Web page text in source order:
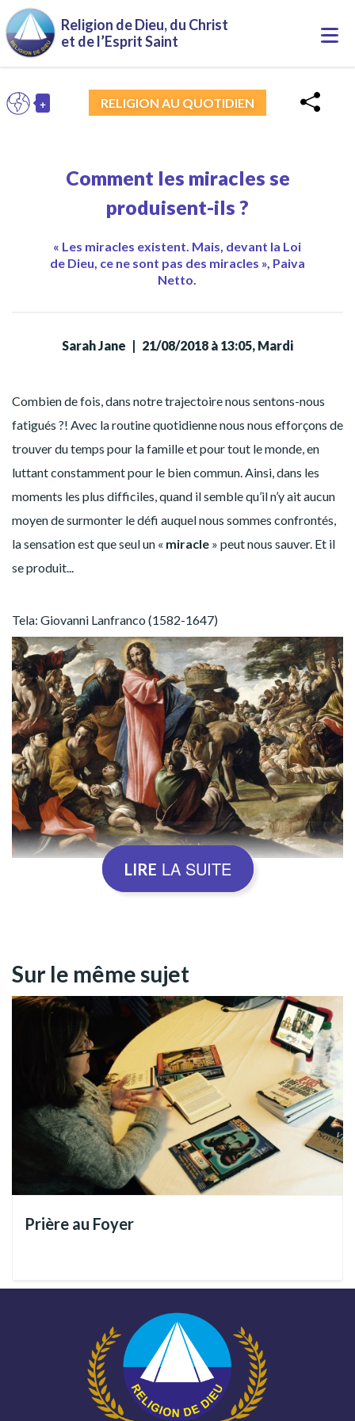
Aller au contenu principal
Religion de Dieu, du Christ
et de l’Esprit Saint
FR
+
Toggle Dropdown
RELIGION AU QUOTIDIEN
Comment les miracles se
produisent-ils ?
« Les miracles existent. Mais, devant la Loi
de Dieu, ce ne sont pas des miracles », Paiva
Netto.
Sarah Jane | 21/08/2018 à 13:05, Mardi
Combien de fois, dans notre trajectoire nous sentons-nous
fatigués ?! Avec la routine quotidienne nous nous efforçons de
trouver du temps pour la famille et pour tout le monde, en
luttant constamment pour le bien commun. Ainsi, dans les
moments les plus difficiles, quand il semble qu’il n’y ait aucun
moyen de surmonter le défi auquel nous sommes confrontés,
la sensation est que seul un « miracle » peut nous sauver. Et il
se produit...
Tela: Giovanni Lanfranco (1582-1647)
abandonne pas. Le Christ lui-même, qui est Un avec notre
Père Céleste (Évangile, selon Jean 10, 30), a affirmé :
« Aux hommes cela est impossible, mais à Dieu
tout est possible. » (Évangile selon Matthieu 19,
26).
Cherchons donc l’inspiration et les forces nécessaires dans
d’innombrables démonstrations de la Puissance Divine
réalisant ce que nous appelons un
peine la guérison des maladies, ces bienfaits est venu à
travers la pacification des cœurs (Évangile selon Jean 14, 27),
la propagation de la Sagesse de Dieu (Jean 15, 1 à 10) et la
transformation profonde, apportée par la Lumière à chaque
LIRE LA SUITE
Sur le même sujet
Prière au Foyer